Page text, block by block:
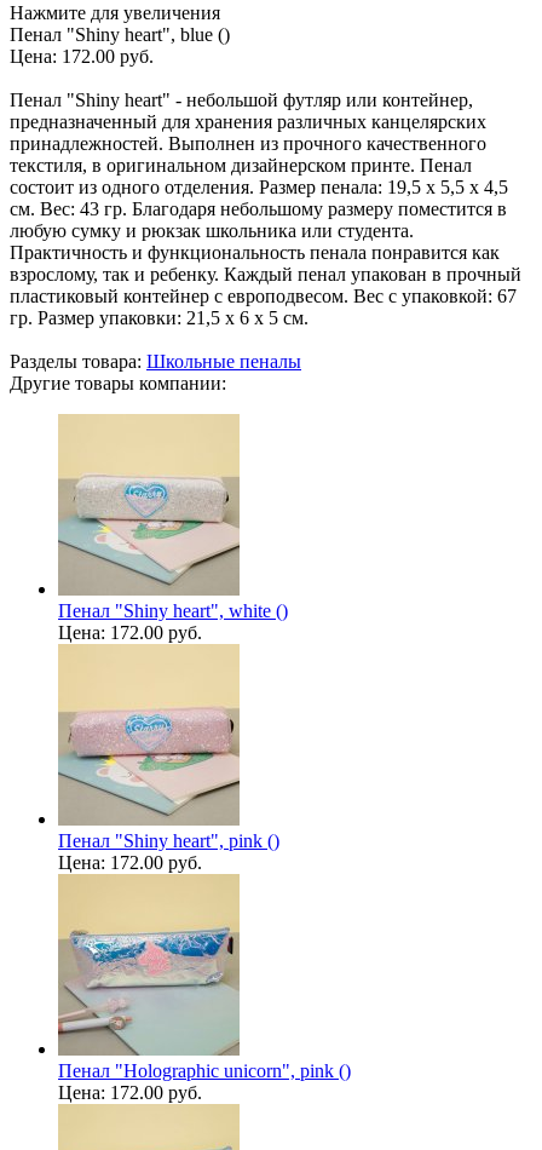
Нажмите для увеличения
Пенал "Shiny heart", blue ()
Цена: 172.00 руб.
Пенал "Shiny heart" - небольшой футляр или контейнер,
предназначенный для хранения различных канцелярских
принадлежностей. Выполнен из прочного качественного
текстиля, в оригинальном дизайнерском принте. Пенал
состоит из одного отделения. Размер пенала: 19,5 х 5,5 х 4,5
см. Вес: 43 гр. Благодаря небольшому размеру поместится в
любую сумку и рюкзак школьника или студента.
Практичность и функциональность пенала понравится как
взрослому, так и ребенку. Каждый пенал упакован в прочный
пластиковый контейнер с европодвесом. Вес с упаковкой: 67
гр. Размер упаковки: 21,5 х 6 х 5 см.
Разделы товара: Школьные пеналы
Другие товары компании:
Пенал "Shiny heart", white ()
Цена: 172.00 руб.
Пенал "Shiny heart", pink ()
Цена: 172.00 руб.
Пенал "Holographic unicorn", pink ()
Цена: 172.00 руб.